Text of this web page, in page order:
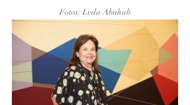
Fotos: Leda Abuhab